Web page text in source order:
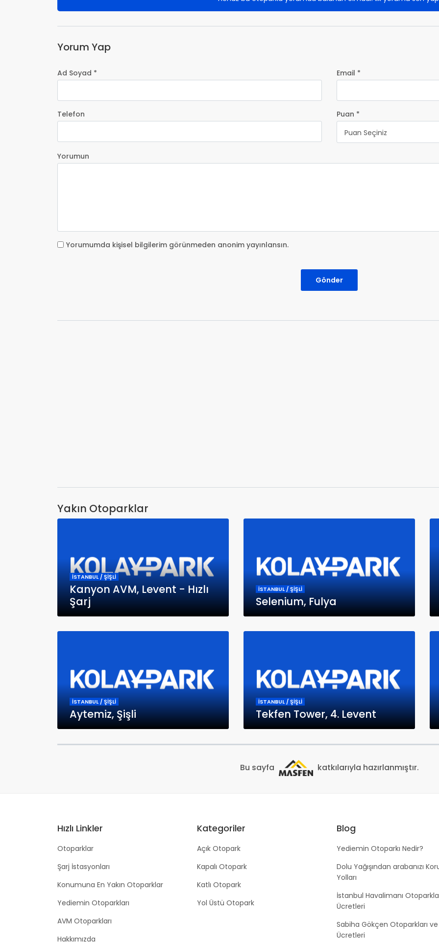
Yorum Yap
Ad Soyad * Email *
Telefon
Puan *
Puan Seçiniz
Yorumun
Yorumumda kişisel bilgilerim görünmeden anonim yayınlansın.
Gönder
Yakın Otoparklar
İSTANBUL / ŞİŞLİ
Kanyon AVM, Levent - Hızlı
Şarj
İSTANBUL / ŞİŞLİ
Selenium, Fulya
İSTANBUL / ŞİŞLİ
Aytemiz, Şişli
İSTANBUL / ŞİŞLİ
Tekfen Tower, 4. Levent
Bu sayfa katkılarıyla hazırlanmıştır.
Hızlı Linkler
Otoparklar
Şarj İstasyonları
Konumuna En Yakın Otoparklar
Yediemin Otoparkları
AVM Otoparkları
Hakkımızda
Kategoriler
Açık Otopark
Kapalı Otopark
Katlı Otopark
Yol Üstü Otopark
Blog
Yediemin Otoparkı Nedir?
Dolu Yağışından arabanızı
Yolları
İstanbul Havalimanı
Ücretleri
Sabiha Gökçen Otoparkları ve
Ücretleri